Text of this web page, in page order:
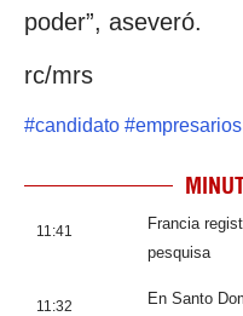
poder”, aseveró.
rc/mrs
#candidato #empresarios
11:41
Francia
pesquisa
11:32 En Santo